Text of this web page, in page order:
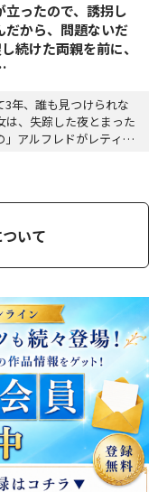
立ったので、誘拐し
だから、問題ないだ
続けた両親を前に、
3年、誰も見つけられな
、失踪した夜とまった
アルフレドがレティに
うか…
いて